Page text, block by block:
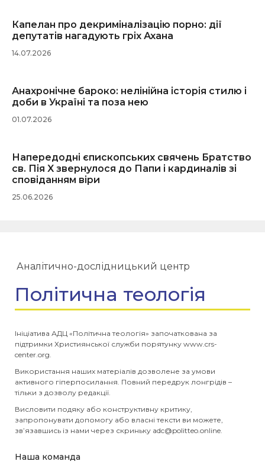
Капелан про декриміналізацію порно: дії
депутатів нагадують гріх Ахана
14.07.2026
Анахронічне бароко: нелінійна історія стилю і
доби в Україні та поза нею
01.07.2026
Напередодні єпископських свячень Братство
св. Пія X звернулося до Папи і кардиналів зі
сповіданням віри
25.06.2026
Аналітично-дослідницький центр
Політична теологія
Ініціатива АДЦ «Політична теологія» започаткована за
підтримки Християнської служби порятунку www.crs-
center.org.
Використання наших матеріалів дозволене за умови
активного гіперпосилання. Повний передрук лонгрідів –
тільки з дозволу редакції.
Висловити подяку або конструктивну критику,
запропонувати допомогу або власні тексти ви можете,
зв’язавшись із нами через скриньку adc@politteo.online
Наша команда